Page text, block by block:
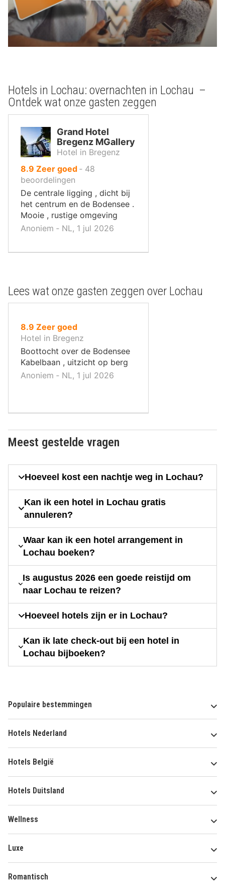
Hotels in Lochau: overnachten in Lochau –
Ontdek wat onze gasten zeggen
Grand Hotel
Bregenz MGallery
Hotel in Bregenz
8.9 uit
10
,
Zeer goed ‐ 48
beoordelingen
De centrale ligging , dicht bij
het centrum en de Bodensee .
Mooie , rustige omgeving
Anoniem ‐ NL, 1 jul 2026
Lees wat onze gasten zeggen over Lochau
8.9 uit
10
,
Zeer goed
Hotel in Bregenz
Boottocht over de Bodensee
Kabelbaan , uitzicht op berg
Anoniem ‐ NL, 1 jul 2026
Meest gestelde vragen
Hoeveel kost een nachtje weg in Lochau?
Kan ik een hotel in Lochau gratis
annuleren?
Waar kan ik een hotel arrangement in
Lochau boeken?
Is augustus 2026 een goede reistijd om
naar Lochau te reizen?
Hoeveel hotels zijn er in Lochau?
Kan ik late check-out bij een hotel in
Lochau bijboeken?
Populaire bestemmingen
Hotels Nederland
Hotels België
Hotels Duitsland
Wellness
Luxe
Romantisch